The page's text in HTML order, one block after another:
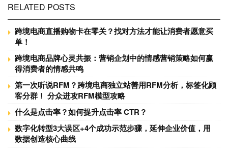
RELATED POSTS
跨境电商直播购物卡在零关？找对方法才能让消费者愿意买
单！
跨境电商品牌心灵共振：营销企划中的情感营销策略如何赢
得消费者的情感共鸣
第一次听说RFM？跨境电商独立站善用RFM分析，标签化顾
客分群！ 分众进攻RFM模型攻略
什么是点击率？如何提升点击率 CTR？
数字化转型3大误区+4个成功示范步骤，延伸企业价值，用
数据创造核心曲线